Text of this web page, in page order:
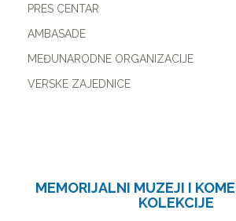
PRES CENTAR
AMBASADE
MEĐUNARODNE ORGANIZACIJE
VERSKE ZAJEDNICE
MEMORIJALNI MUZEJI I
KOLEKCIJE